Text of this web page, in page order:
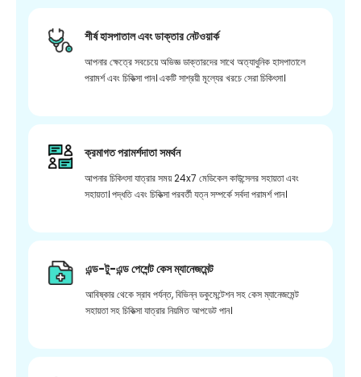
শীর্ষ হাসপাতাল এবং ডাক্তার নেটওয়ার্ক
আপনার ক্ষেত্রে সবচেয়ে অভিজ্ঞ ডাক্তারদের সাথে অত্যাধুনিক হাসপাতালে
পরামর্শ এবং চিকিত্সা পান। একটি সাশ্রয়ী মূল্যের খরচে সেরা চিকিৎসা।
ক্রমাগত পরামর্শদাতা সমর্থন
আপনার চিকিৎসা যাত্রার সময় 24x7 মেডিকেল কাউন্সেলর সহায়তা এবং
সহায়তা। পদ্ধতি এবং চিকিত্সা পরবর্তী যত্ন সম্পর্কে সর্বদা পরামর্শ পান।
এন্ড-টু-এন্ড পেশেন্ট কেস ম্যানেজমেন্ট
আবিষ্কার থেকে স্রাব পর্যন্ত, বিভিন্ন ডকুমেন্টেশন সহ কেস ম্যানেজমেন্ট
সহায়তা সহ চিকিত্সা যাত্রার নিয়মিত আপডেট পান।